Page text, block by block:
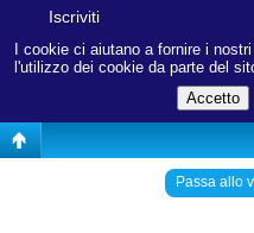
I cookie ci aiutano a fornire i
l'utilizzo dei cookie da parte del
Iscriviti
Passa allo